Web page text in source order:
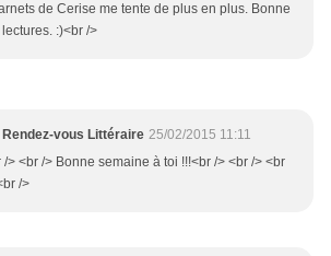
de Cerise me tente de plus en plus. Bonne
:)<br />
Rendez-vous Littéraire 25/02/2015 11:11
/> <br /> Bonne semaine à toi !!!<br /> <br /> <br
/>